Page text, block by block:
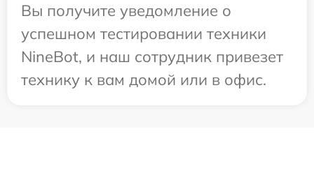
Вы получите уведомление о
успешном тестировании техники
NineBot, и наш сотрудник привезет
технику к вам домой или в офис.